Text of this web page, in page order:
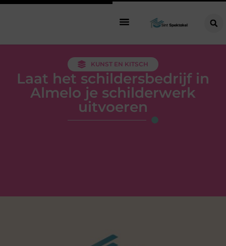
KUNST EN KITSCH
Laat het schildersbedrijf in
Almelo je schilderwerk
uitvoeren